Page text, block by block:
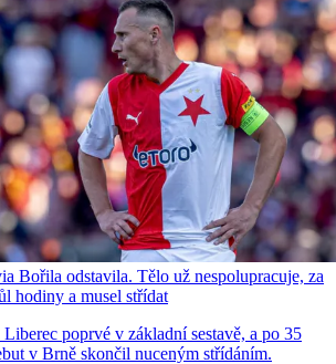
Bořila odstavila. Tělo už nespolupracuje, za
hodiny a musel střídat
poprvé v základní sestavě, a po 35
v Brně skončil nuceným střídáním.